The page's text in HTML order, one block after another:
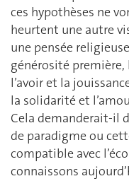
ces hypothèses ne
heurtent une autre
une pensée
générosité première,
l’avoir et la
la solidarité et
Cela demanderait-il
de paradigme ou
compatible avec
connaissons